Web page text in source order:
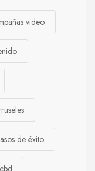
video
de éxito
cbd